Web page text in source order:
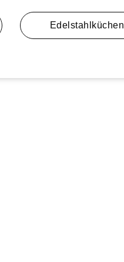
Edelstahlküchen